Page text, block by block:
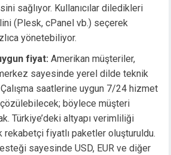
sağlıyor. Kullanıcılar diledikleri
(Plesk, cPanel vb.) seçerek
yönetebiliyor.
fiyat: Amerikan müşteriler,
sayesinde yerel dilde teknik
saatlerine uygun 7/24 hizmet
çözülebilecek; böylece müşteri
Türkiye’deki altyapı verimliliği
rekabetçi fiyatlı paketler oluşturuldu.
sayesinde USD, EUR ve diğer